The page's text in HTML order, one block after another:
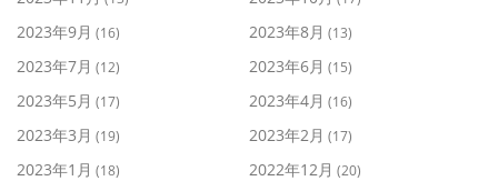
2023年9月 (16) 2023年8月 (13)
2023年7月 (12) 2023年6月 (15)
2023年5月 (17) 2023年4月 (16)
2023年3月 (19) 2023年2月 (17)
2023年1月 (18) 2022年12月 (20)